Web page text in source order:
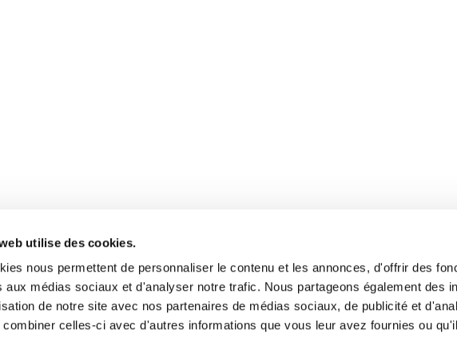
utilise des cookies.
nous permettent de personnaliser le contenu et les annonces, d'offrir des
aux médias sociaux et d'analyser notre trafic. Nous partageons également des
de notre site avec nos partenaires de médias sociaux, de publicité et
combiner celles-ci avec d'autres informations que vous leur avez fournies ou